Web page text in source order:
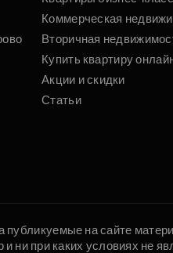
Коммерческая
Вторичная
Купить квартиру
Акции и скидки
Статьи
публикуемые на сайте
ни при каких условиях не